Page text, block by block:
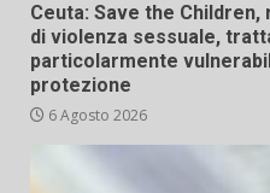
Ceuta: Save the
di violenza sessuale,
particolarmente
protezione
6 Agosto 2026